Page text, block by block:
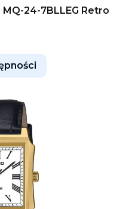
24-7BLLEG Retro